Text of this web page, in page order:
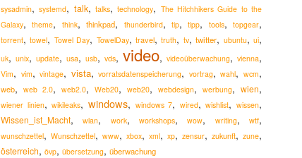
sysadmin,systemd, talk,talks,technology, The Hitchhikers Guide to the
Galaxy,theme, think,thinkpad, thunderbird, tip,tipp, tools, topgear,
torrent,towel, Towel Day, TowelDay,travel,truth, tv,twitter, ubuntu,ui,
uk, unix, update, usa, usb, vds, video, videoüberwachung, vienna,
Vim, vim,vintage, vista,vorratsdatenspeicherung, vortrag,wahl,wcm,
web, web 2.0, web2.0, Web20, web20, webdesign, werbung, wien,
wiener linien,wikileaks, windows, windows 7, wired,wishlist, wissen,
Wissen_ist_Macht,wlan, work,workshops,wow, writing,wtf,
wunschzettel, Wunschzettel, www, xbox, xml, xp, zensur, zukunft, zune,
österreich, övp, übersetzung, überwachung